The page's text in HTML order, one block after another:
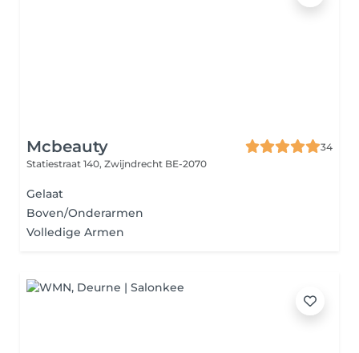
Mcbeauty
34
Statiestraat 140, Zwijndrecht BE-2070
Gelaat
Boven/Onderarmen
Volledige Armen